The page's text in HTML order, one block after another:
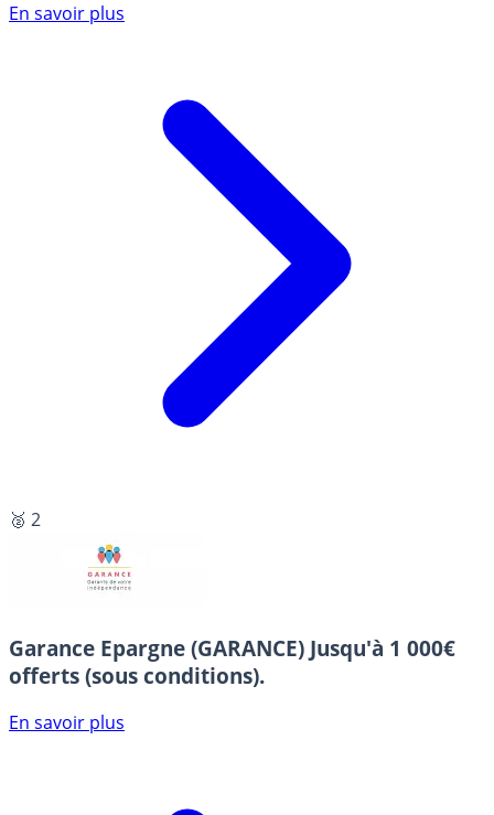
En savoir plus
🥈 2
Garance Epargne (GARANCE) Jusqu'à 1 000€
offerts (sous conditions).
En savoir plus